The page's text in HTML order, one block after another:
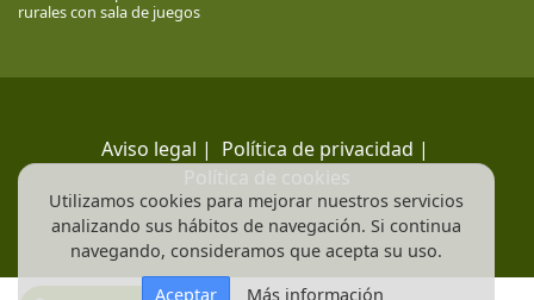
rurales con sala de juegos
Aviso legal | Política de privacidad |
Política de cookies
Utilizamos cookies para mejorar nuestros servicios
analizando sus hábitos de navegación. Si continua
navegando, consideramos que acepta su uso.
Aceptar
Más información